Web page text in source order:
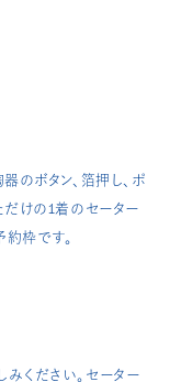
のボタン、箔押し、ポ
だけの1着のセーター
枠です。
ください。セーター